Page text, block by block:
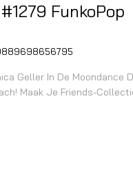
FunkoPop
Geller In De
Maak Je Friends-